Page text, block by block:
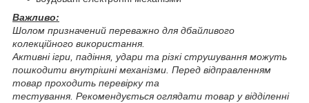
Важливо:
Шолом призначений переважно для дбайливого
колекційного використання.
Активні ігри, падіння, удари та різкі струшування можуть
пошкодити внутрішні механізми. Перед відправленням
товар проходить перевірку та
тестування. Рекомендується оглядати товар у відділенні